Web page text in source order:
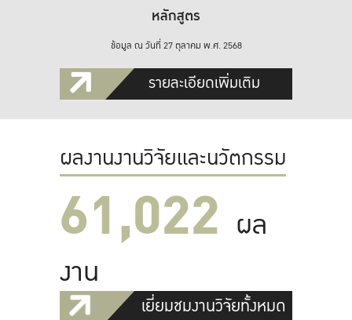
หลักสูตร
ข้อมูล ณ วันที่ 27 ตุลาคม พ.ศ. 2568
รายละเอียดเพิ่มเติม
ผลงานงานวิจัยและนวัตกรรม
61,022 ผล
งาน
เยี่ยมชมงานวิจัยทั้งหมด